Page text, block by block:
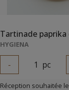
HYGIENA
- 1 pc
Réception souhaitée le